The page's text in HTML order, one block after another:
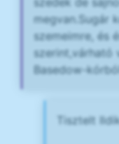
megvan.Sugár
szemeimre, és
szerint,várható
Basedow-
Tisztelt